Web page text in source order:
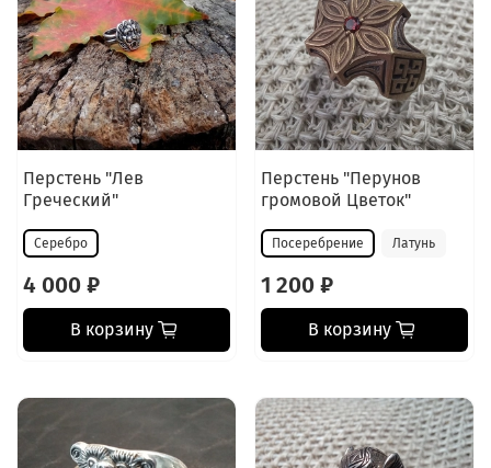
Перстень "Лев
Греческий"
Серебро
4 000 ₽
В корзину
Перстень "Перунов
громовой Цветок"
Посеребрение Латунь
1 200 ₽
В корзину